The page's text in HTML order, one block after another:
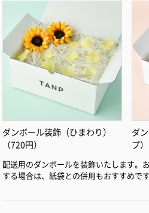
ダンボール装飾（ひまわり）
（720円）
ダ
プ
配送用のダンボールを装飾いたします。
する場合は、紙袋との併用もおすすめです